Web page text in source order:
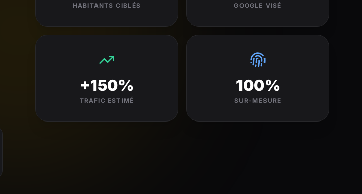
HABITANTS CIBLÉS GOOGLE VISÉ
+150%
TRAFIC ESTIMÉ
100%
SUR-MESURE